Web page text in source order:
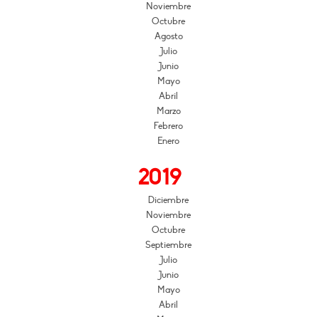
Noviembre
Octubre
Agosto
Julio
Junio
Mayo
Abril
Marzo
Febrero
Enero
2019
Diciembre
Noviembre
Octubre
Septiembre
Julio
Junio
Mayo
Abril